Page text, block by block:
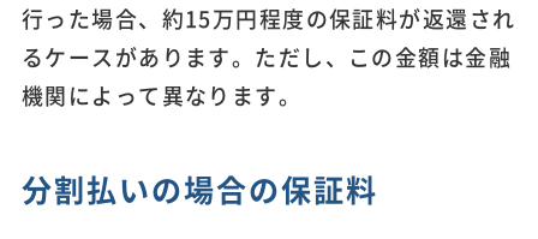
行った場合、約15万円程度の保証料が返還され
るケースがあります。ただし、この金額は金融
機関によって異なります。
分割払いの場合の保証料